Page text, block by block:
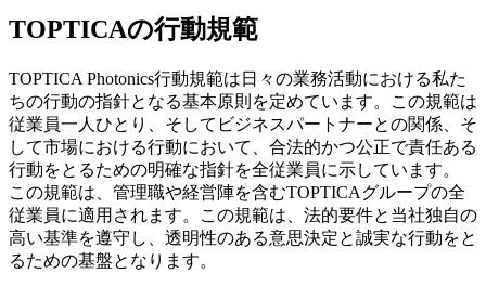
TOPTICAの行動規範
TOPTICA Photonics行動規範は日々の業務活動における私た
ちの行動の指針となる基本原則を定めています。この規範は
従業員一人ひとり、そしてビジネスパートナーとの関係、そ
して市場における行動において、合法的かつ公正で責任ある
行動をとるための明確な指針を全従業員に示しています。
この規範は、管理職や経営陣を含むTOPTICAグループの全
従業員に適用されます。この規範は、法的要件と当社独自の
高い基準を遵守し、透明性のある意思決定と誠実な行動をと
るための基盤となります。